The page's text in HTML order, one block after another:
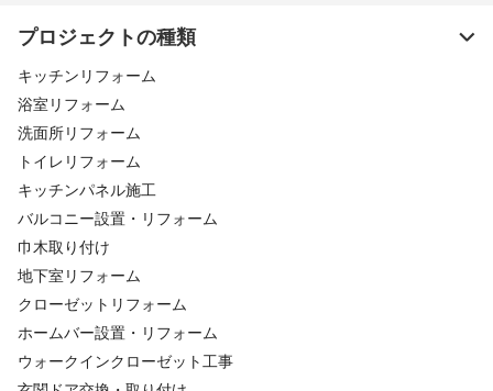
プロジェクトの種類
キッチンリフォーム
浴室リフォーム
洗面所リフォーム
トイレリフォーム
キッチンパネル施工
バルコニー設置・リフォーム
巾木取り付け
地下室リフォーム
クローゼットリフォーム
ホームバー設置・リフォーム
ウォークインクローゼット工事